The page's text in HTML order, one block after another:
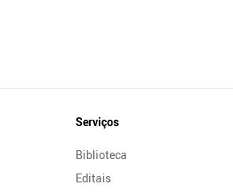
Serviços
Biblioteca
Editais